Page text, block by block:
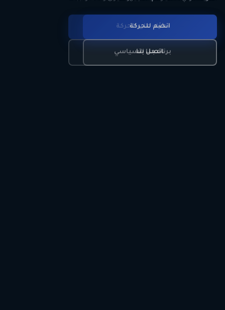
تعرّف على الحركة
برنامجنا السياسي
انضم للحركة
اتصل بنا